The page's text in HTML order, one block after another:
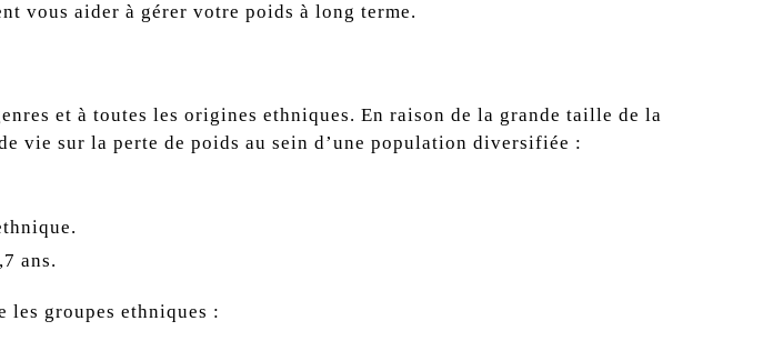
vous aider à gérer votre poids à long terme.
et à toutes les origines ethniques. En raison de la grande taille de la
vie sur la perte de poids au sein d’une population diversifiée :
ans.
les groupes ethniques :